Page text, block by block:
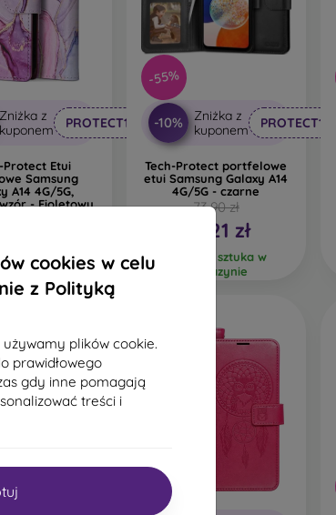
cookies w celu
z Polityką
plików cookie.
prawidłowego
gdy inne pomagają
treści i
Zniżka z
kuponem
PROTECT10
Protect Etui
Samsung
A14 4G/5G,
- Fioletowy
2 szt.
-55%
-10%
Zniżka z
kuponem
PROTECT10
Tech-Protect portfelowe
etui Samsung Galaxy A14
4G/5G - czarne
73,90 zł
33,21 zł
Ostatnia sztuka w
magazynie
-54%